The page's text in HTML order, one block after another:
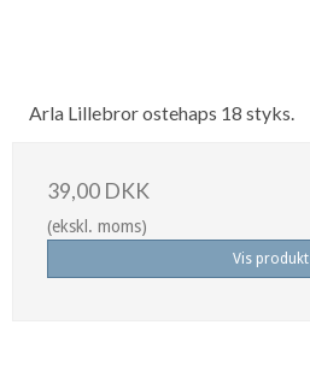
Arla Lillebror ostehaps 18 styks.
39,00 DKK
(ekskl. moms)
Vis produkt